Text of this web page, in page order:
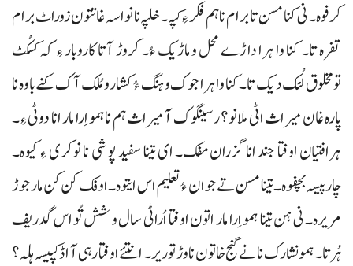
کرفوہ۔ نی کنا مسن تا برام نا ہم فکر ءِ کپہ۔ خلپہ نا نواسہ غاتتون زوراٹ برام
تفرہ تا۔ کنا وا ہرا داڑے محل و ماڑیک ءُ۔ کروڑ آتا کاروبار ءِ کہ کسکُٹ
تومخلوق لُٹک دیک تا۔ کنا وا ہرا جوک وہنگ ءُ کشار و مُلک آک کنے باوہ نا
پارہ غان میراث اٹی ملانو؟ رسینگوک آ میراث ہم نا ہمو اِرا مار انا دوٹی ءِ۔
ہرافتیان اوفتا جند انا گزران مفک۔ ای تینا سفید پوشی نا نوکری ءِ کیوہ۔
چارپیسہ بچفوہ۔ تینا مسن تے جوان ءُ تعلیم اس ایتوہ۔ اوفک کن کن مار جوڑ
مریرہ۔ نی ہن تینا ہمو اِرا مار اتون اوفتا اُراٹی سال و شش تُو اس گدریف
ہُرتا۔ ہمو نشارک نا نے گنج خاتون نا وڑ توریر۔ انتئے اوفتا رہی آ اڈ کپیسہ ہلہ؟